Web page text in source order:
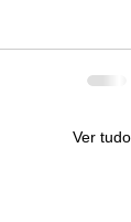
Ver tudo